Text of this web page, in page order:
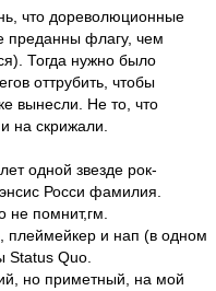
что дореволюционные
преданны флагу, чем
Тогда нужно было
оттрубить, чтобы
вынесли. Не то, что
на скрижали.
одной звезде рок-
Росси фамилия.
не помнит,гм.
плеймейкер и нап (в одном
Status Quo.
но приметный, на мой